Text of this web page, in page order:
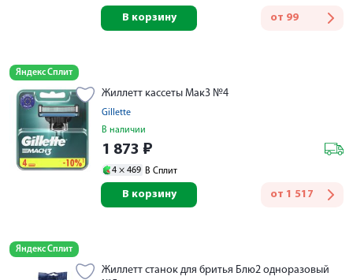
от 99
В корзину
Яндекс Сплит
Жиллетт кассеты Мак3 №4
Gillette
В наличии
1 873 ₽
4 × 469 В Сплит
от 1 517
В корзину
Яндекс Сплит
Жиллетт станок для бритья Блю2 одноразовый